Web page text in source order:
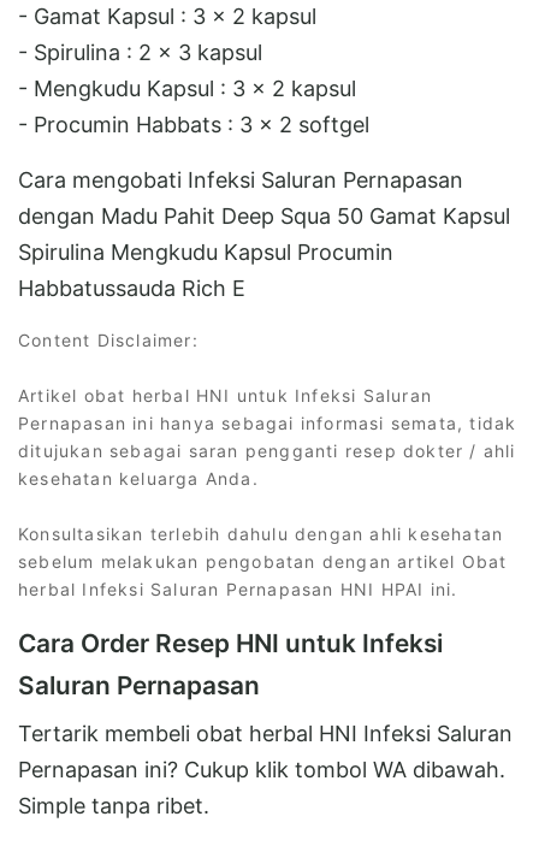
- Gamat Kapsul : 3 x 2 kapsul
- Spirulina : 2 x 3 kapsul
- Mengkudu Kapsul : 3 x 2 kapsul
- Procumin Habbats : 3 x 2 softgel
Cara mengobati Infeksi Saluran Pernapasan
dengan Madu Pahit Deep Squa 50 Gamat Kapsul
Spirulina Mengkudu Kapsul Procumin
Habbatussauda Rich E
Content Disclaimer:
Artikel obat herbal HNI untuk Infeksi Saluran
Pernapasan ini hanya sebagai informasi semata, tidak
ditujukan sebagai saran pengganti resep dokter / ahli
kesehatan keluarga Anda.
Konsultasikan terlebih dahulu dengan ahli kesehatan
sebelum melakukan pengobatan dengan artikel Obat
herbal Infeksi Saluran Pernapasan HNI HPAI ini.
Cara Order Resep HNI untuk Infeksi
Saluran Pernapasan
Tertarik membeli obat herbal HNI Infeksi Saluran
Pernapasan ini? Cukup klik tombol WA dibawah.
Simple tanpa ribet.